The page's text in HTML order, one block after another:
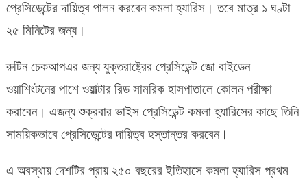
মার্কিন
করবেন!
প্রেসিডেন্টের দায়িত্ব পালন করবেন কমলা হ্যারিস। তবে মাত্র ১ ঘণ্টা
২৫ মিনিটের জন্য।
রুটিন চেকআপএর জন্য যুক্তরাষ্ট্রের প্রেসিডেন্ট জো বাইডেন
ওয়াশিংটনের পাশে ওয়াল্টার রিড সামরিক হাসপাতালে কোলন পরীক্ষা
করাবেন। এজন্য শুক্রবার ভাইস প্রেসিডেন্ট কমলা হ্যারিসের কাছে তিনি
সাময়িকভাবে প্রেসিডেন্টের দায়িত্ব হস্তান্তর করবেন।
এ অবস্থায় দেশটির প্রায় ২৫০ বছরের ইতিহাসে কমলা হ্যারিস প্রথম